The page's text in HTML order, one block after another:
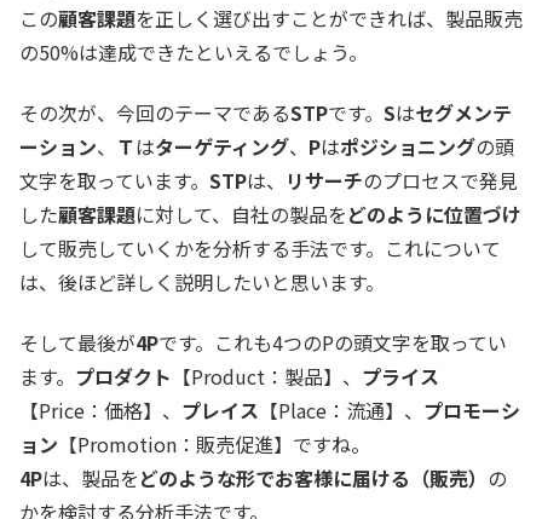
この顧客課題を正しく選び出すことができれば、製品販売
の50%は達成できたといえるでしょう。
その次が、今回のテーマであるSTPです。 Sはセグメンテ
ーション、 Ｔはターゲティング、 Pはポジショニングの頭
文字を取っています。 STPは、 リサーチのプロセスで発見
した顧客課題に対して、自社の製品をどのように位置づけ
して販売していくかを分析する手法です。これについて
は、後ほど詳しく説明したいと思います。
そして最後が4Pです。これも4つのPの頭文字を取ってい
ます。 プロダクト 【Product：製品】、 プライス
【Price：価格】、 プレイス 【Place：流通】、 プロモーシ
ョン 【Promotion：販売促進】ですね。
4Pは、製品をどのような形でお客様に届ける（販売） の
かを検討する分析手法です。